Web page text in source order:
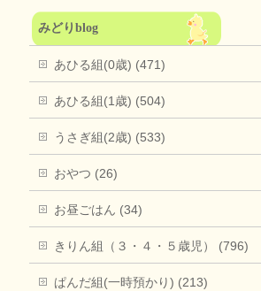
みどりblog
あひる組(0歳) (471)
あひる組(1歳) (504)
うさぎ組(2歳) (533)
おやつ (26)
お昼ごはん (34)
きりん組（３・４・５歳児） (796)
ぱんだ組(一時預かり) (213)